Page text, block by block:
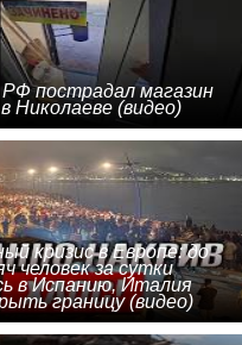
пострадал магазин
Николаеве (видео)
кризис в Европе: до
человек за сутки
в Испанию, Италия
границу (видео)